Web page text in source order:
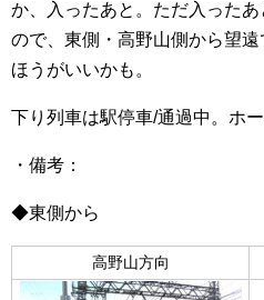
か、入ったあと。ただ入った
ので、東側・高野山側から望
ほうがいいかも。
下り列車は駅停車/通過中。ホ
・備考：​
◆東側から
高野山方向